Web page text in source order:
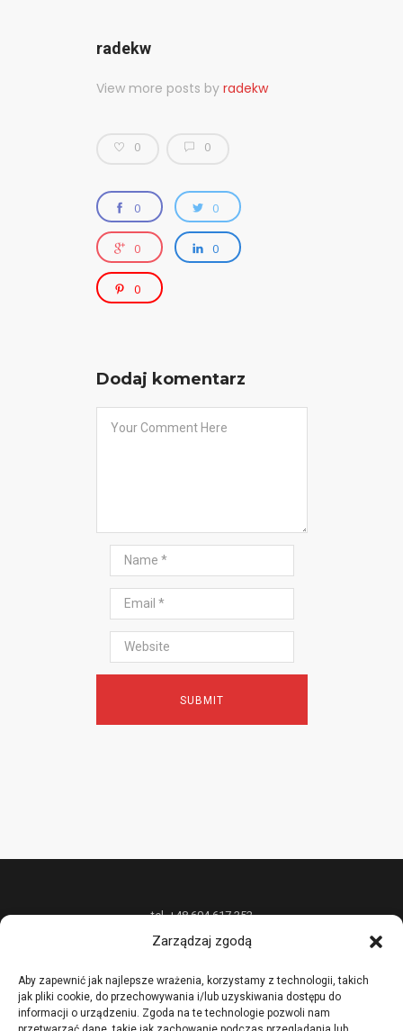
Zarządzaj zgodą
Aby zapewnić jak najlepsze wrażenia, korzystamy z technologii, takich
jak pliki cookie, do przechowywania i/lub uzyskiwania dostępu do
informacji o urządzeniu. Zgoda na te technologie pozwoli nam
radekw
View more posts by radekw
0 0
0 0
0 0
0
Dodaj komentarz
tel. +48 604 617 352
P.P.H.U. „W&W DESIGN” Radosław Wójcik oferuje unikatową biżuterię z
metali szlachetnych na zamówienie oraz nietypowe usługi złotnicze,
prowadzi również kursy i szkolenia podstawowych i zaawansowanych
technik złotniczych.